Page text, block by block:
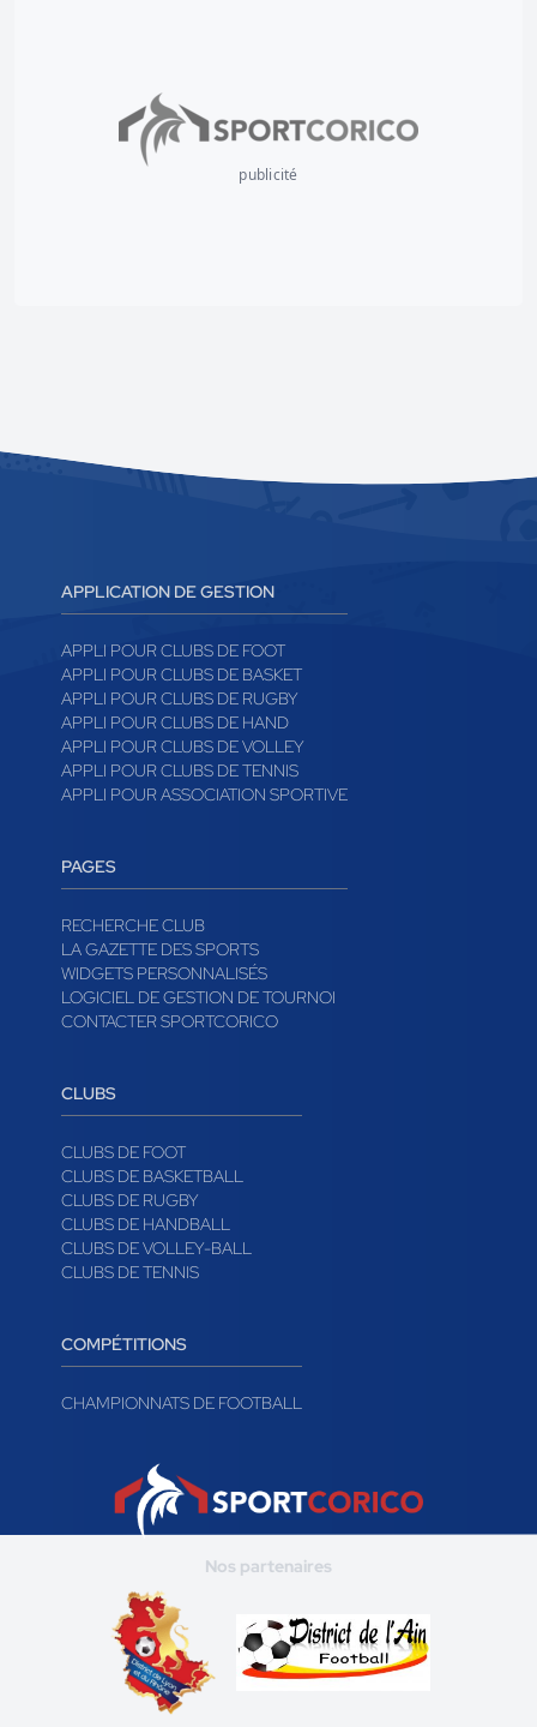
publicité
APPLICATION DE GESTION
APPLI POUR CLUBS DE FOOT
APPLI POUR CLUBS DE BASKET
APPLI POUR CLUBS DE RUGBY
APPLI POUR CLUBS DE HAND
APPLI POUR CLUBS DE VOLLEY
APPLI POUR CLUBS DE TENNIS
APPLI POUR ASSOCIATION SPORTIVE
PAGES
RECHERCHE CLUB
LA GAZETTE DES SPORTS
WIDGETS PERSONNALISÉS
LOGICIEL DE GESTION DE TOURNOI
CONTACTER SPORTCORICO
CLUBS
CLUBS DE FOOT
CLUBS DE BASKETBALL
CLUBS DE RUGBY
CLUBS DE HANDBALL
CLUBS DE VOLLEY-BALL
CLUBS DE TENNIS
COMPÉTITIONS
CHAMPIONNATS DE FOOTBALL
Nos partenaires